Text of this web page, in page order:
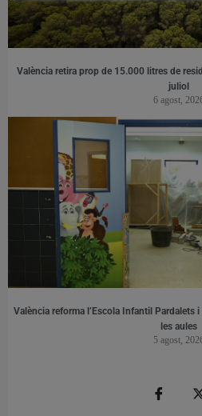
València retira prop de 15.000 litres de
juliol
6 agost,
València reforma l’Escola Infantil Pardalets
les aules
5 agost,